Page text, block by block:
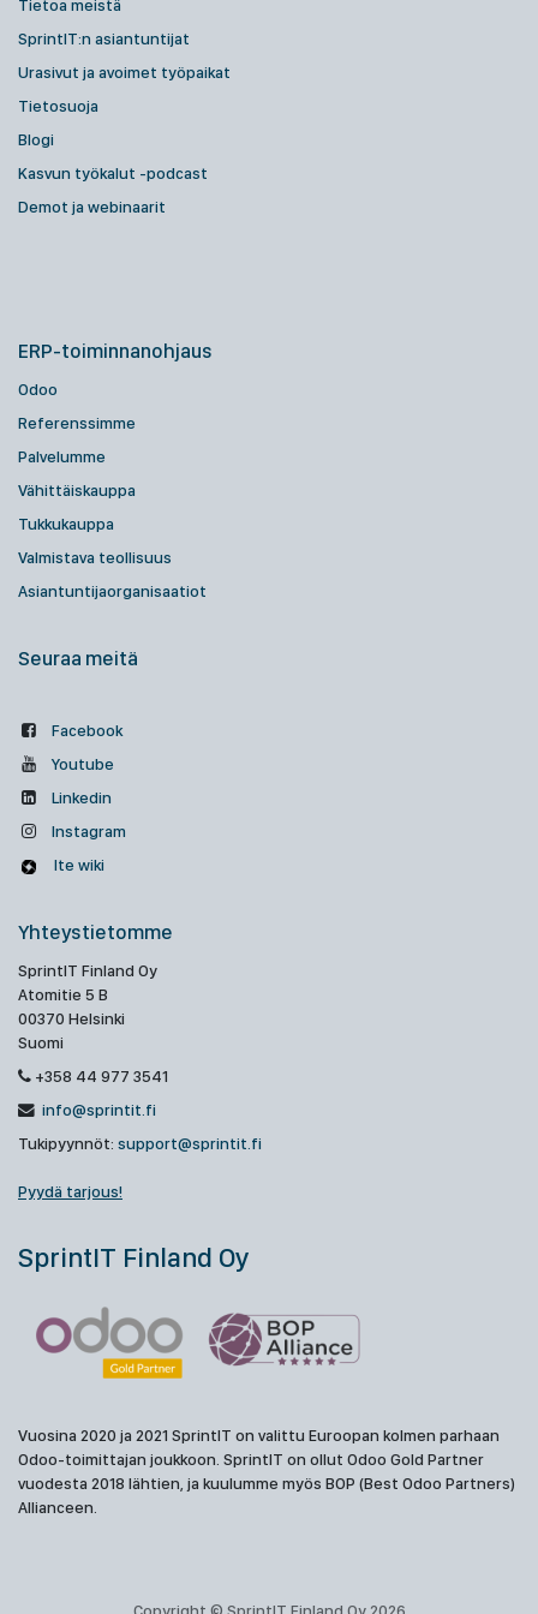
Tietoa meistä
SprintIT:n asiantuntijat
Urasivut ja avoimet työpaikat
Tietosuoja
Blogi
Kasvun työkalut -podcast
Demot ja webinaarit
ERP-toiminnanohjaus
Odoo
Referenssimme
Palvelumme
Vähittäiskauppa
Tukkukauppa
Valmistava teollisuus
Asiantuntijaorganisaatiot
Seuraa meitä
Facebook
Youtube
Linkedin
Instagram
Ite wiki
Yhteystietomme
SprintIT Finland Oy
Atomitie 5 B
00370 Helsinki
Suomi
+358 44 977 3541
info@sprintit.fi
Tukipyynnöt: support@sprintit.fi
Pyydä tarjous!
SprintIT Finland Oy
Vuosina 2020 ja 2021 SprintIT on valittu Euroopan kolmen parhaan
Odoo-toimittajan joukkoon. SprintIT on ollut Odoo Gold Partner
vuodesta 2018 lähtien, ja kuulumme myös BOP (Best Odoo Partners)
Allianceen.
Copyright © SprintIT Finland Oy 2026